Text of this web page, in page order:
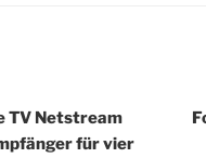
TV Netstream
für vier